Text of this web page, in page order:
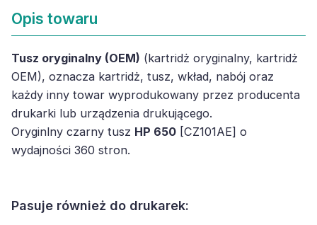
Opis towaru
Tusz oryginalny (OEM) (kartridż oryginalny, kartridż
OEM), oznacza kartridż, tusz, wkład, nabój oraz
każdy inny towar wyprodukowany przez producenta
drukarki lub urządzenia drukującego.
Oryginlny czarny tusz HP 650 [CZ101AE] o
wydajności 360 stron.
Pasuje również do drukarek: